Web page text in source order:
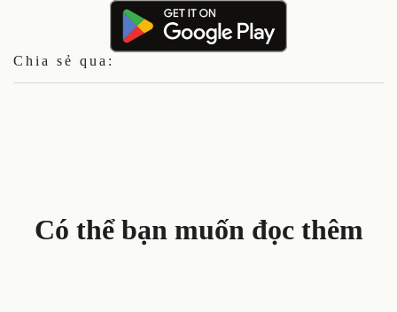
Chia sẻ qua:
Có thể bạn muốn đọc thêm